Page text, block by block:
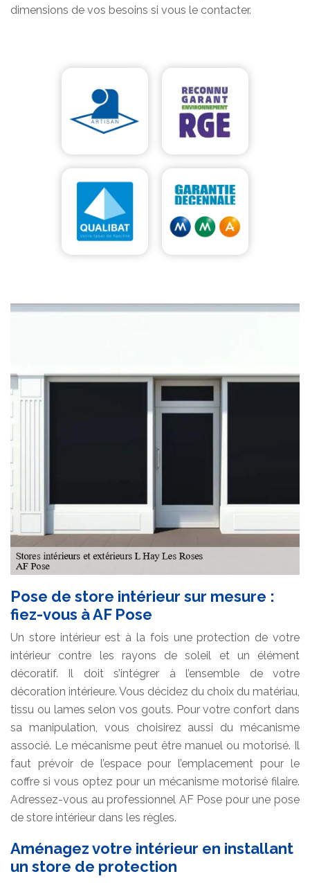
dimensions de vos besoins si vous le contacter.
Pose de store intérieur sur mesure :
fiez-vous à AF Pose
Un store intérieur est à la fois une protection de votre
intérieur contre les rayons de soleil et un élément
décoratif. Il doit s’intégrer à l’ensemble de votre
décoration intérieure. Vous décidez du choix du matériau,
tissu ou lames selon vos gouts. Pour votre confort dans
sa manipulation, vous choisirez aussi du mécanisme
associé. Le mécanisme peut être manuel ou motorisé. Il
faut prévoir de l’espace pour l’emplacement pour le
coffre si vous optez pour un mécanisme motorisé filaire.
Adressez-vous au professionnel AF Pose pour une pose
de store intérieur dans les règles.
Aménagez votre intérieur en installant
un store de protection